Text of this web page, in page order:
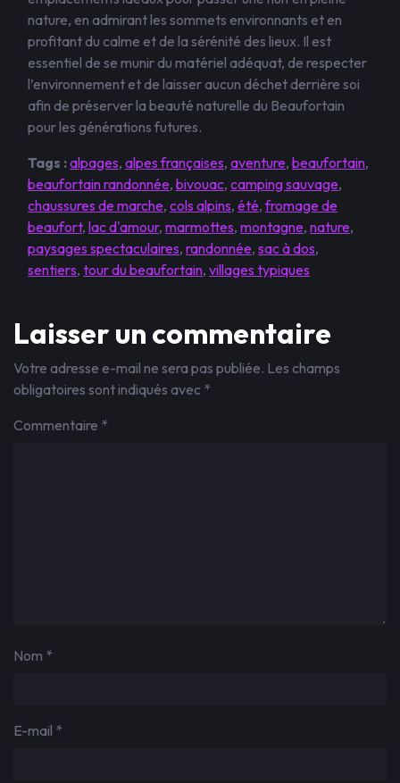
nature, en admirant les sommets environnants et en
profitant du calme et de la sérénité des lieux. Il est
essentiel de se munir du matériel adéquat, de respecter
l’environnement et de laisser aucun déchet derrière soi
afin de préserver la beauté naturelle du Beaufortain
pour les générations futures.
Tags :alpages, alpes françaises, aventure, beaufortain,
beaufortain randonnée, bivouac, camping sauvage,
chaussures de marche, cols alpins, été,fromage de
beaufort, lac d'amour, marmottes, montagne, nature,
paysages spectaculaires, randonnée, sac à dos,
sentiers, tour du beaufortain, villages typiques
Laisser un commentaire
Votre adresse e-mail ne sera pas publiée. Les champs
obligatoires sont indiqués avec *
Commentaire *
Nom *
E-mail *